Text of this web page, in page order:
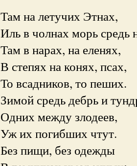
Там на летучих Этнах,
Иль в чолнах морь средь
Там в нарах, на еленях,
В степях на конях, псах,
То всадников, то пеших.
Зимой средь дебрь и
Одних между злодеев,
Уж их погибших чтут.
Без пищи, без одежды